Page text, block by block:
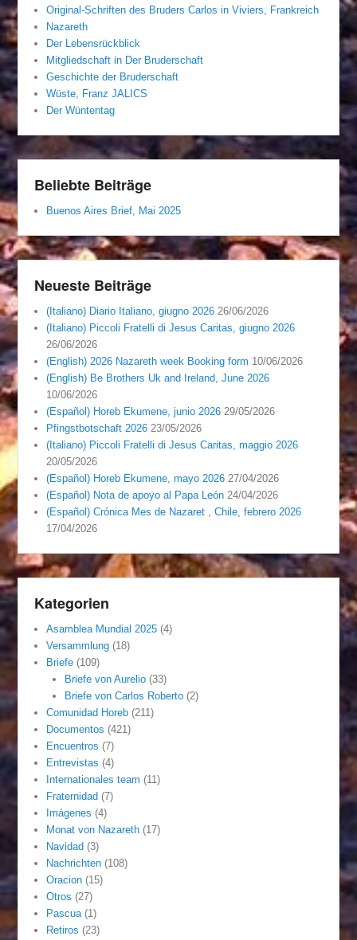
Original-Schriften des Bruders Carlos in Viviers, Frankreich
Nazareth
Der Lebensrückblick
Mitgliedschaft in Der Bruderschaft
Geschichte der Bruderschaft
Wüste, Franz JALICS
Der Wüntentag
Beliebte Beiträge
Buenos Aires Brief, Mai 2025
Neueste Beiträge
(Italiano) Diario Italiano, giugno 2026 26/06/2026
(Italiano) Piccoli Fratelli di Jesus Caritas, giugno 2026
26/06/2026
(English) 2026 Nazareth week Booking form 10/06/2026
(English) Be Brothers Uk and Ireland, June 2026
10/06/2026
(Español) Horeb Ekumene, junio 2026 29/05/2026
Pfingstbotschaft 2026 23/05/2026
(Italiano) Piccoli Fratelli di Jesus Caritas, maggio 2026
20/05/2026
(Español) Horeb Ekumene, mayo 2026 27/04/2026
(Español) Nota de apoyo al Papa León 24/04/2026
(Español) Crónica Mes de Nazaret , Chile, febrero 2026
17/04/2026
Kategorien
Asamblea Mundial 2025 (4)
Versammlung (18)
Briefe (109)
Briefe von Aurelio(33)
Briefe von Carlos Roberto(2)
Comunidad Horeb (211)
Documentos (421)
Encuentros (7)
Entrevistas (4)
Internationales team (11)
Fraternidad (7)
Imágenes (4)
Monat von Nazareth (17)
Navidad (3)
Nachrichten (108)
Oracion (15)
Otros (27)
Pascua (1)
Retiros (23)